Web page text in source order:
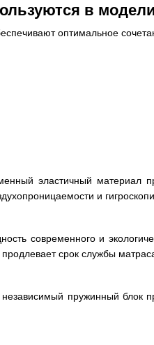
в
оптимальное
эластичный материал
и
современного и
продлевает срок службы
пружинный блок